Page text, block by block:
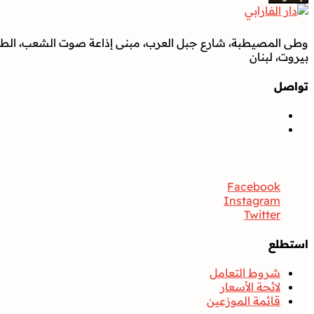
وطى المصيطبة، شارع جبل العرب، مبنى إذاعة صوت الشعب،
بيروت، لبنان
تواصل
Facebook
Instagram
Twitter
استطلع
شروط التعامل
لائحة الأسعار
قائمة الموزعين